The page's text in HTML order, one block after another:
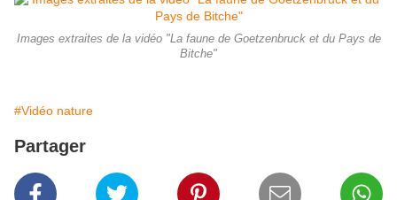
Images extraites de la vidéo "La faune de Goetzenbruck et du Pays de
Bitche"
#Vidéo nature
Partager